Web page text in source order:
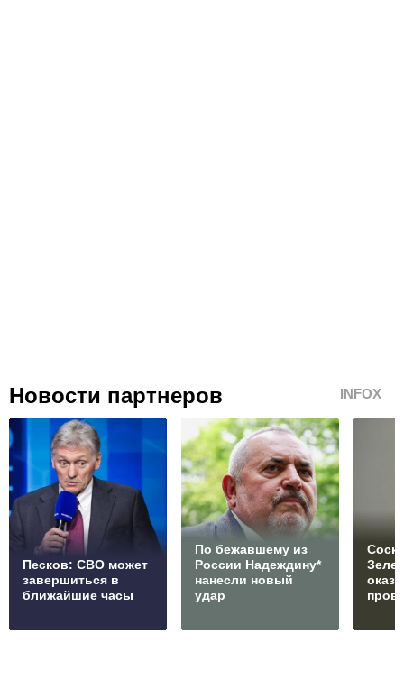
Новости партнеров INFOX
Песков: СВО может
завершиться в
ближайшие часы
По бежавшему из
России Надеждину*
нанесли новый
удар